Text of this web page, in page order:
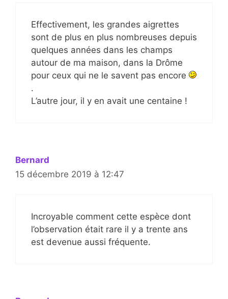
Effectivement, les grandes aigrettes
sont de plus en plus nombreuses depuis
quelques années dans les champs
autour de ma maison, dans la Drôme
pour ceux qui ne le savent pas encore
.
L’autre jour, il y en avait une centaine !
Bernard
15 décembre 2019 à 12:47
Incroyable comment cette espèce dont
l’observation était rare il y a trente ans
est devenue aussi fréquente.